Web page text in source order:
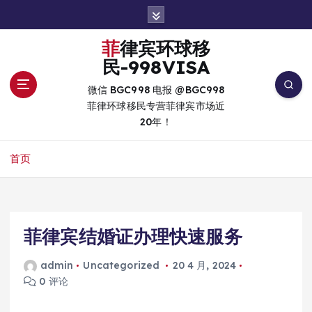
菲律宾环球移
民-998VISA
微信 BGC998 电报 @BGC998
菲律环球移民专营菲律宾市场近
20年！
首页
菲律宾结婚证办理快速服务
admin Uncategorized
20 4 月, 2024
0 评论